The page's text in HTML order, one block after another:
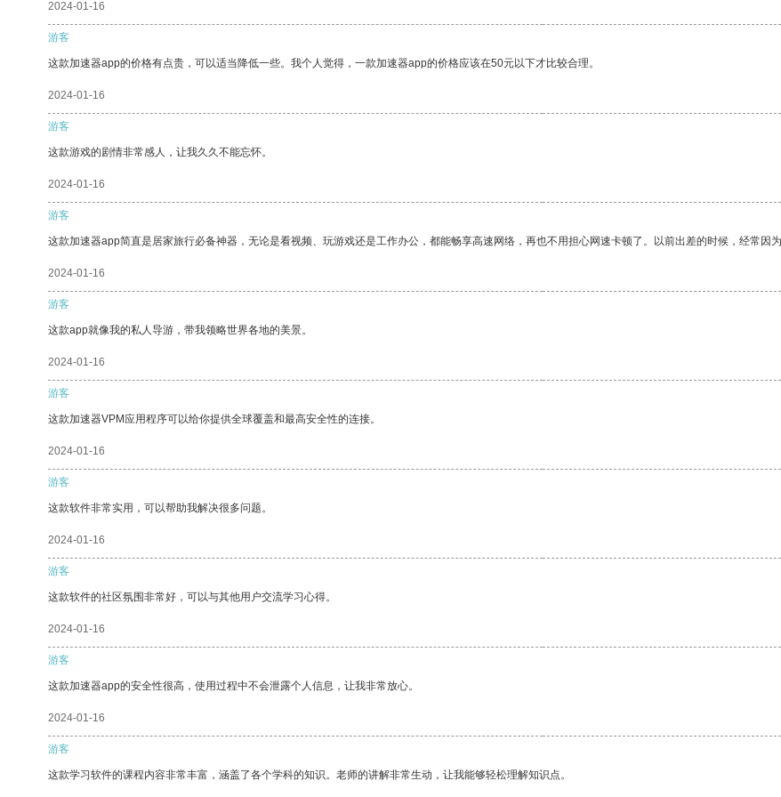
2024-01-16
游客
这款加速器app的价格有点贵，可以适当降低一些。我个人觉得，一款加速器app的价格应该在50元以下才比较合理。
2024-01-16
游客
这款游戏的剧情非常感人，让我久久不能忘怀。
2024-01-16
游客
这款加速器app简直是居家旅行必备神器，无论是看视频、玩游戏还是工作办公，都能畅享高速网络，再也不用担心网速卡顿了。以前出差的时候，经常因
2024-01-16
游客
这款app就像我的私人导游，带我领略世界各地的美景。
2024-01-16
游客
这款加速器VPM应用程序可以给你提供全球覆盖和最高安全性的连接。
2024-01-16
游客
这款软件非常实用，可以帮助我解决很多问题。
2024-01-16
游客
这款软件的社区氛围非常好，可以与其他用户交流学习心得。
2024-01-16
游客
这款加速器app的安全性很高，使用过程中不会泄露个人信息，让我非常放心。
2024-01-16
游客
这款学习软件的课程内容非常丰富，涵盖了各个学科的知识。老师的讲解非常生动，让我能够轻松理解知识点。